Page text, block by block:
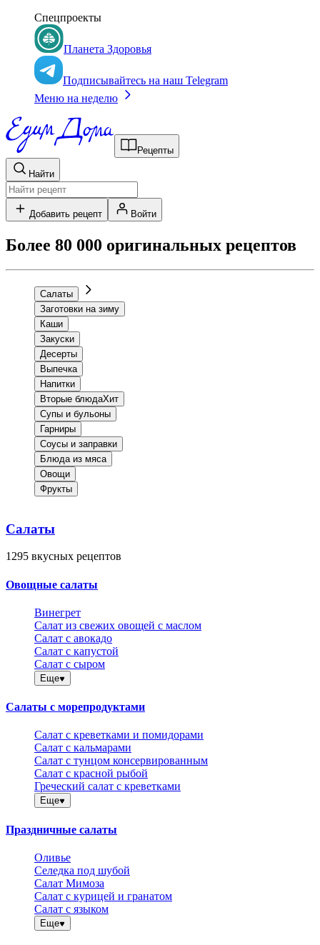
Спецпроекты
Планета Здоровья
Подписывайтесь на наш Telegram
Меню на неделю
Рецепты
Найти
Добавить рецепт Войти
Более 80 000 оригинальных рецептов
Салаты
Заготовки на зиму
Каши
Закуски
Десерты
Выпечка
Напитки
Вторые блюдаХит
Супы и бульоны
Гарниры
Соусы и заправки
Блюда из мяса
Овощи
Фрукты
Салаты
1295 вкусных рецептов
Овощные салаты
Винегрет
Салат из свежих овощей с маслом
Салат с авокадо
Салат с капустой
Салат с сыром
Еще
Салаты с морепродуктами
Салат с креветками и помидорами
Салат с кальмарами
Салат с тунцом консервированным
Салат с красной рыбой
Греческий салат с креветками
Еще
Праздничные салаты
Оливье
Селедка под шубой
Салат Мимоза
Салат с курицей и гранатом
Салат с языком
Еще